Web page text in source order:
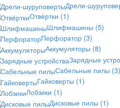
Дрели-
Отвёртки (1)
Шлифмашины (5)
Перфоратор (3)
Аккумуляторы (8)
Зарядные
Сабельные пилы (3)
Гайковерты (1)
Лобзики (1)
Дисковые пилы (1)